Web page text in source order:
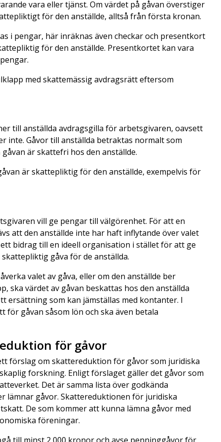
vara eller tjänst. Om värdet på gåvan överstiger
för den anställde, alltså från första kronan.
i pengar, här inräknas även checkar och presentkort
för den anställde. Presentkortet kan vara
med skattemässig avdragsrätt eftersom
till anställda avdragsgilla för arbetsgivaren, oavsett
inte. Gåvor till anställda betraktas normalt som
är skattefri hos den anställde.
är skattepliktig för den anställde, exempelvis för
vill ge pengar till välgörenhet. För att en
att den anställde inte har haft inflytande över valet
bidrag till en ideell organisation i stället för att ge
gåva för de anställda.
valet av gåva, eller om den anställde ber
ska värdet av gåvan beskattas hos den anställda
ersättning som kan jämställas med kontanter. I
för gåvan såsom lön och ska även betala
för gåvor
förslag om skattereduktion för gåvor som juridiska
forskning. Enligt förslaget gäller det gåvor som
Det är samma lista över godkända
lämnar gåvor. Skattereduktionen för juridiska
De som kommer att kunna lämna gåvor med
föreningar.